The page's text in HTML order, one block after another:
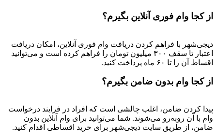
از کجا وام فوری آنلاین بگیرم؟
دیجی‌شهر با فراهم کردن دریافت وام فوری آنلاین، امکان دریافت
اعتبار تا سقف ۳۰۰ میلیون تومان را فراهم کرده است و می‌توانید
اقساط آن را تا ۶۰ ماه پرداخت کنید.
از کجا وام بدون ضامن بگیرم؟
پیدا کردن ضامن، اغلب چالشی است که افراد در فرایند درخواست
وام با آن روبه‌رو می‌شوند. شما می‌توانید برای وام آنلاین بدون
ضامن، از طریق سایت دیجی‌شهر برای خرید اقساطی اقدام کنید.